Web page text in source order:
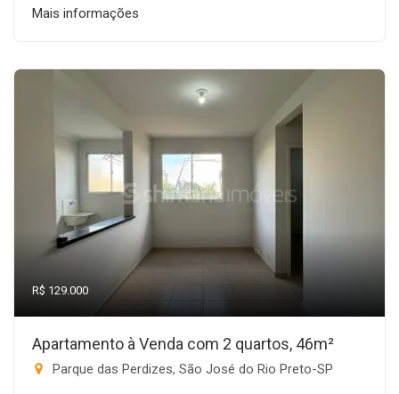
Mais informações
R$ 129.000
Apartamento à Venda com 2 quartos, 46m²
Parque das Perdizes, São José do Rio Preto-SP